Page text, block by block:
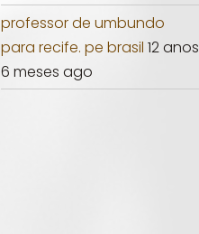
professor de umbundo
para recife. pe brasil 12 anos
6 meses ago